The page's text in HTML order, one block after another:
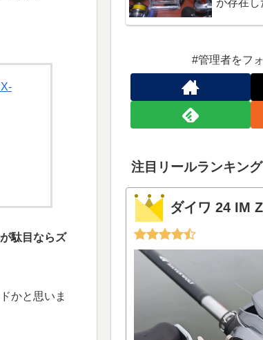
が駄目ならズ
かと思いま
が存在し
#管理者をフ
注目リールランキング
ダイワ 24 IM